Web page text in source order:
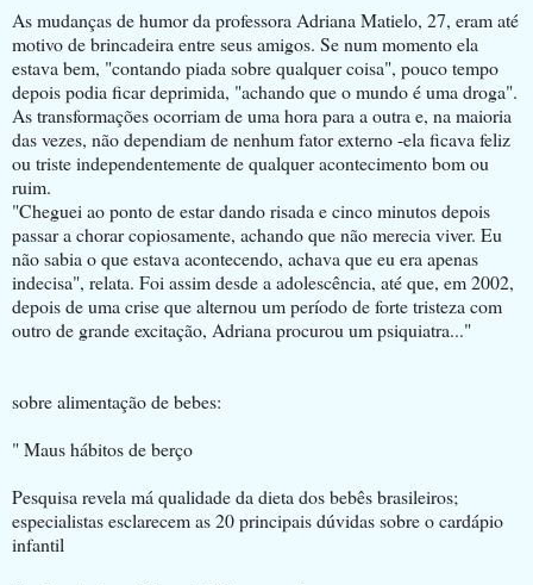
As mudanças de humor da professora Adriana Matielo, 27, eram até
motivo de brincadeira entre seus amigos. Se num momento ela
estava bem, "contando piada sobre qualquer coisa", pouco tempo
depois podia ficar deprimida, "achando que o mundo é uma droga".
As transformações ocorriam de uma hora para a outra e, na maioria
das vezes, não dependiam de nenhum fator externo -ela ficava feliz
ou triste independentemente de qualquer acontecimento bom ou
ruim.
"Cheguei ao ponto de estar dando risada e cinco minutos depois
passar a chorar copiosamente, achando que não merecia viver. Eu
não sabia o que estava acontecendo, achava que eu era apenas
indecisa", relata. Foi assim desde a adolescência, até que, em 2002,
depois de uma crise que alternou um período de forte tristeza com
outro de grande excitação, Adriana procurou um psiquiatra..."
sobre alimentação de bebes:
" Maus hábitos de berço
Pesquisa revela má qualidade da dieta dos bebês brasileiros;
especialistas esclarecem as 20 principais dúvidas sobre o cardápio
infantil